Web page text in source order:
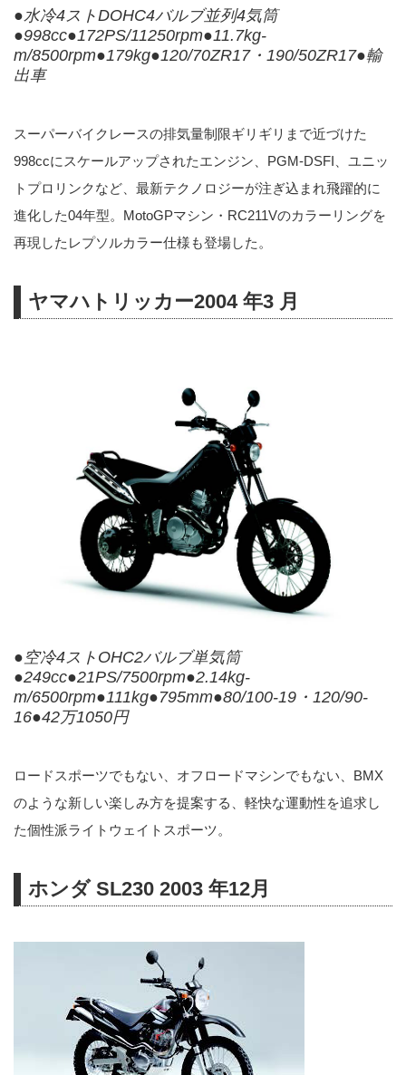
●水冷4ストDOHC4バルブ並列4気筒
●998cc●172PS/11250rpm●11.7kg-
m/8500rpm●179kg●120/70ZR17・190/50ZR17●輸
出車
スーパーバイクレースの排気量制限ギリギリまで近づけた
998ccにスケールアップされたエンジン、PGM-DSFI、ユニッ
トプロリンクなど、最新テクノロジーが注ぎ込まれ飛躍的に
進化した04年型。MotoGPマシン・RC211Vのカラーリングを
再現したレプソルカラー仕様も登場した。
ヤマハトリッカー2004 年3 月
●空冷4ストOHC2バルブ単気筒
●249cc●21PS/7500rpm●2.14kg-
m/6500rpm●111kg●795mm●80/100-19・120/90-
16●42万1050円
ロードスポーツでもない、オフロードマシンでもない、BMX
のような新しい楽しみ方を提案する、軽快な運動性を追求し
た個性派ライトウェイトスポーツ。
ホンダ SL230 2003 年12月